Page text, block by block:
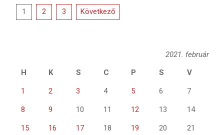
Bejegyzések
1 2 3 Következő
2021. február
H
K S C P S V
1 2 3 4 5 6 7
8 9 10 11 12 13 14
15 16 17 18 19 20 21